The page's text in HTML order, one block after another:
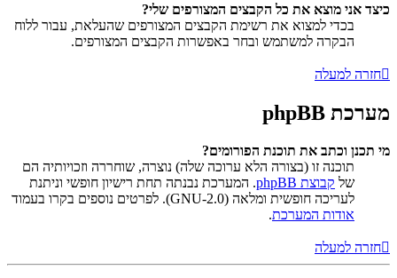
כיצד אני מוצא את כל הקבצים המצורפים שלי?
בכדי למצוא את רשימת הקבצים המצורפים שהעלאת, עבור ללוח
הבקרה למשתמש ובחר באפשרות הקבצים המצורפים.
חזרה למעלה
מערכת phpBB
מי תכנן וכתב את תוכנת הפורומים?
תוכנה זו (בצורה הלא ערוכה שלה) נוצרה, שוחררה וזכויותיה הם
של קבוצת phpBB
. המערכת נבנתה תחת רישיון חופשי וניתנת
לעריכה חופשית ומלאה (GNU-2.0). לפרטים נוספים בקרו בעמוד
אודות המערכת.
חזרה למעלה